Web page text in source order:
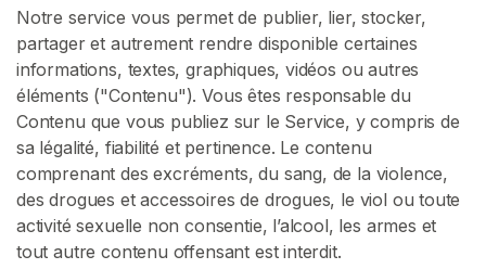
Notre service vous permet de publier, lier, stocker,
partager et autrement rendre disponible certaines
informations, textes, graphiques, vidéos ou autres
éléments ("Contenu"). Vous êtes responsable du
Contenu que vous publiez sur le Service, y compris de
sa légalité, fiabilité et pertinence. Le contenu
comprenant des excréments, du sang, de la violence,
des drogues et accessoires de drogues, le viol ou toute
activité sexuelle non consentie, l’alcool, les armes et
tout autre contenu offensant est interdit.
C
o
n
t
a
c
t
/